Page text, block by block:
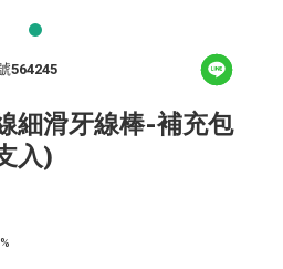
564245
細滑牙線棒-補充包
入)